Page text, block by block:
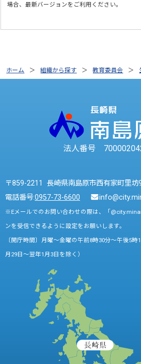
場合、最新バージョンをご利用ください。
ホーム 組織から探す 教育委員会
法人番号
〒859-2211 長崎県南島原市西有家町里坊
電話番号:0957-73-6600
※Eメールでのお問い合わせの際は、「
ンを受信できるように設定をお願いします。
〔開庁時間〕月曜～金曜の午前8時30分～午後5
月29日～翌年1月3日を除く）